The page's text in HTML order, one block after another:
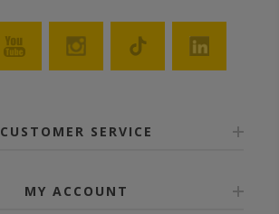
CUSTOMER SERVICE
MY ACCOUNT